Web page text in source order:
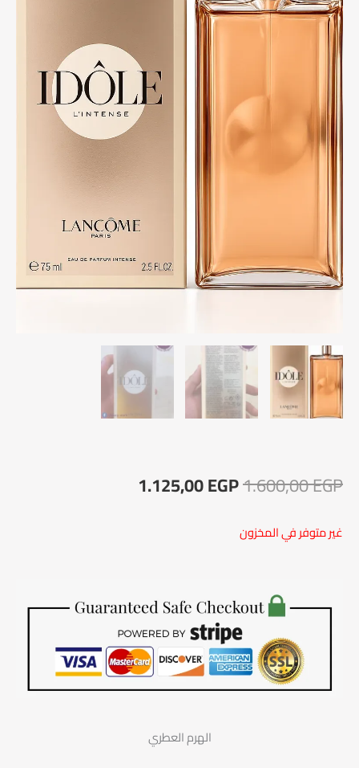
1.600,00EGP
السعر1.125,00EGP
غير متوفر في المخزون
الهرم العطري